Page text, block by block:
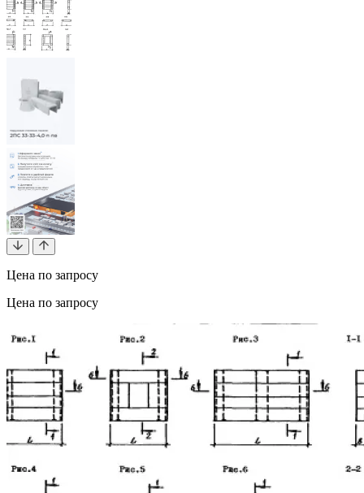
Цена по запросу
Цена по запросу